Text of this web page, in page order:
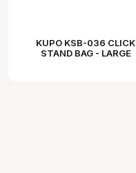
KUPO KSB-036 CLICK
STAND BAG - LARGE